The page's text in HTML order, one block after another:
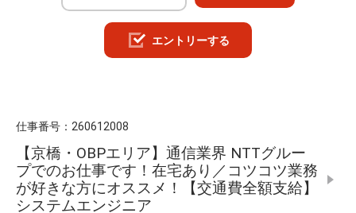
エントリーする
仕事番号： 260612008
【京橋・OBPエリア】通信業界 NTTグルー
プでのお仕事です！在宅あり／コツコツ業務
が好きな方にオススメ！【交通費全額支給】
システムエンジニア